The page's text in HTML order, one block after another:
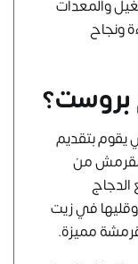
والمعدات
ونجاح
يقوم بتقديم
من
الدجاج
وقليها في زيت
مميزة.